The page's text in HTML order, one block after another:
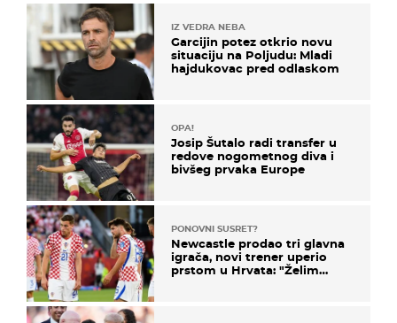
IZ VEDRA NEBA
Garcijin potez otkrio novu
situaciju na Poljudu: Mladi
hajdukovac pred odlaskom
OPA!
Josip Šutalo radi transfer u
redove nogometnog diva i
bivšeg prvaka Europe
PONOVNI SUSRET?
Newcastle prodao tri glavna
igrača, novi trener uperio
prstom u Hrvata: "Želim